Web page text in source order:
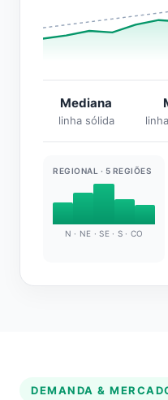
Mediana
linha sólida
REGIONAL · 5 REGIÕES
N · NE · SE · S · CO
DEMANDA &